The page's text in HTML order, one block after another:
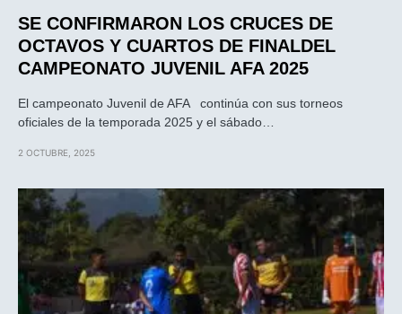
SE CONFIRMARON LOS CRUCES DE
OCTAVOS Y CUARTOS DE FINALDEL
CAMPEONATO JUVENIL AFA 2025
El campeonato Juvenil de AFA continúa con sus torneos
oficiales de la temporada 2025 y el sábado…
2 OCTUBRE, 2025